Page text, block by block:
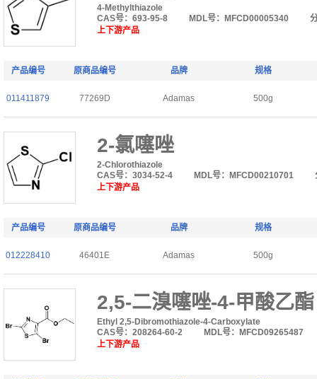
4-Methylthiazole
CAS号：693-95-8
MDL号：MFCD00005340
上下游产品
产品编号 原商品编号 品牌 规格
011411879 77269D Adamas 500g
2-氯噻唑
2-Chlorothiazole
CAS号：3034-52-4
MDL号：MFCD00210701
上下游产品
产品编号 原商品编号 品牌 规格
012228410 46401E Adamas 500g
2,5-二溴噻唑-4-甲酸乙酯
Ethyl 2,5-Dibromothiazole-4-Carboxylate
CAS号：208264-60-2
MDL号：MFCD09265487
上下游产品